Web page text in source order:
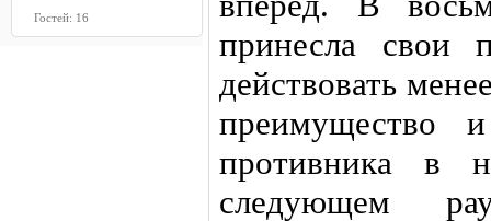
Гостей: 16
принесла
действовать
преимущество
противника в
следующем